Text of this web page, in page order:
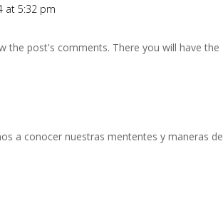
at 5:32 pm
the post's comments. There you will have the
a conocer nuestras mententes y maneras de